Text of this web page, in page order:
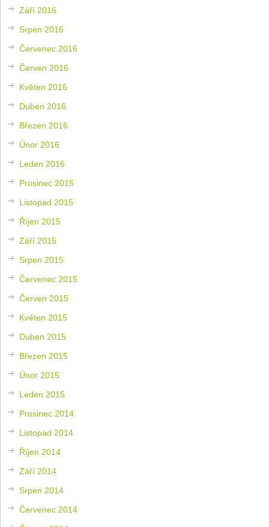
Září 2016
Srpen 2016
Červenec 2016
Červen 2016
Květen 2016
Duben 2016
Březen 2016
Únor 2016
Leden 2016
Prosinec 2015
Listopad 2015
Říjen 2015
Září 2015
Srpen 2015
Červenec 2015
Červen 2015
Květen 2015
Duben 2015
Březen 2015
Únor 2015
Leden 2015
Prosinec 2014
Listopad 2014
Říjen 2014
Září 2014
Srpen 2014
Červenec 2014